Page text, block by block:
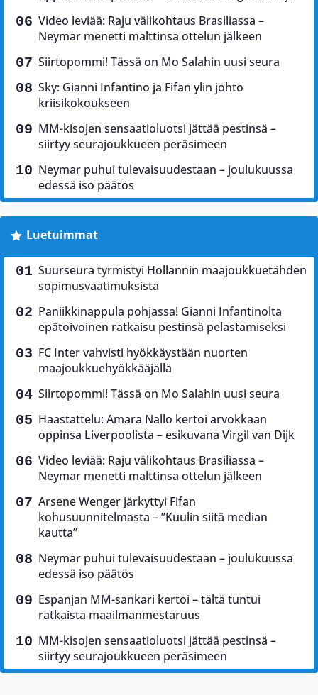
Video leviää: Raju välikohtaus Brasiliassa –
Neymar menetti malttinsa ottelun jälkeen
Siirtopommi! Tässä on Mo Salahin uusi seura
Sky: Gianni Infantino ja Fifan ylin johto
kriisikokoukseen
MM-kisojen sensaatioluotsi jättää pestinsä –
siirtyy seurajoukkueen peräsimeen
Neymar puhui tulevaisuudestaan – joulukuussa
edessä iso päätös
Luetuimmat
Suurseura tyrmistyi Hollannin maajoukkuetähden
sopimusvaatimuksista
Paniikkinappula pohjassa! Gianni Infantinolta
epätoivoinen ratkaisu pestinsä pelastamiseksi
FC Inter vahvisti hyökkäystään nuorten
maajoukkuehyökkääjällä
Siirtopommi! Tässä on Mo Salahin uusi seura
Haastattelu: Amara Nallo kertoi arvokkaan
oppinsa Liverpoolista – esikuvana Virgil van Dijk
Video leviää: Raju välikohtaus Brasiliassa –
Neymar menetti malttinsa ottelun jälkeen
Arsene Wenger järkyttyi Fifan
kohusuunnitelmasta – ”Kuulin siitä median
kautta”
Neymar puhui tulevaisuudestaan – joulukuussa
edessä iso päätös
Espanjan MM-sankari kertoi – tältä tuntui
ratkaista maailmanmestaruus
MM-kisojen sensaatioluotsi jättää pestinsä –
siirtyy seurajoukkueen peräsimeen